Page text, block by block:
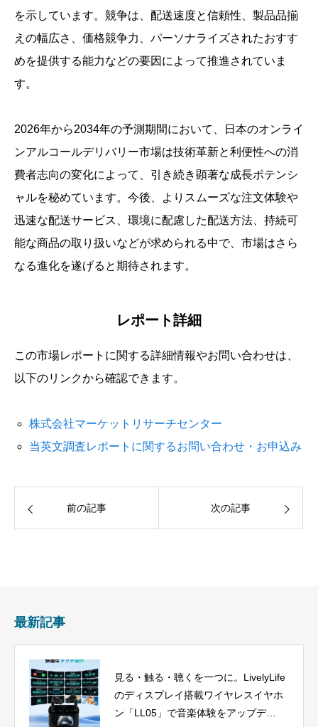
を示しています。競争は、配送速度と信頼性、製品品揃
えの幅広さ、価格競争力、パーソナライズされたおすす
めを提供する能力などの要因によって推進されていま
す。
2026年から2034年の予測期間において、日本のオンライ
ンアルコールデリバリー市場は技術革新と利便性への消
費者志向の変化によって、引き続き顕著な成長ポテンシ
ャルを秘めています。今後、よりスムーズな注文体験や
迅速な配送サービス、環境に配慮した配送方法、持続可
能な商品の取り扱いなどが求められる中で、市場はさら
なる進化を遂げると期待されます。
レポート詳細
この市場レポートに関する詳細情報やお問い合わせは、
以下のリンクから確認できます。
株式会社マーケットリサーチセンター
当英文調査レポートに関するお問い合わせ・お申込み
前の記事 次の記事
最新記事
見る・触る・聴くを一つに。LivelyLife
のディスプレイ搭載ワイヤレスイヤホ
ン「LL05」で音楽体験をアップデー